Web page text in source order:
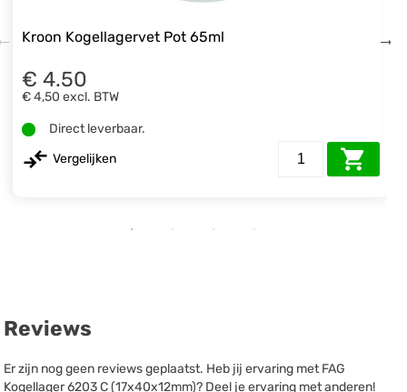
Kroon Kogellagervet Pot 65ml
€ 4.50
€ 4,50 excl. BTW
Direct leverbaar.
Vergelijken
Reviews
Er zijn nog geen reviews geplaatst. Heb jij ervaring met FAG
Kogellager 6203 C (17x40x12mm)? Deel je ervaring met anderen!